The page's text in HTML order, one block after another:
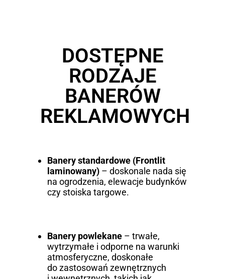
DOSTĘPNE
RODZAJE
BANERÓW
REKLAMOWYCH
Banery standardowe (Frontlit
laminowany)– doskonale nada się
na ogrodzenia, elewacje budynków
czy stoiska targowe.
Banery powlekane– trwałe,
wytrzymałe i odporne na warunki
atmosferyczne, doskonałe
do zastosowań zewnętrznych